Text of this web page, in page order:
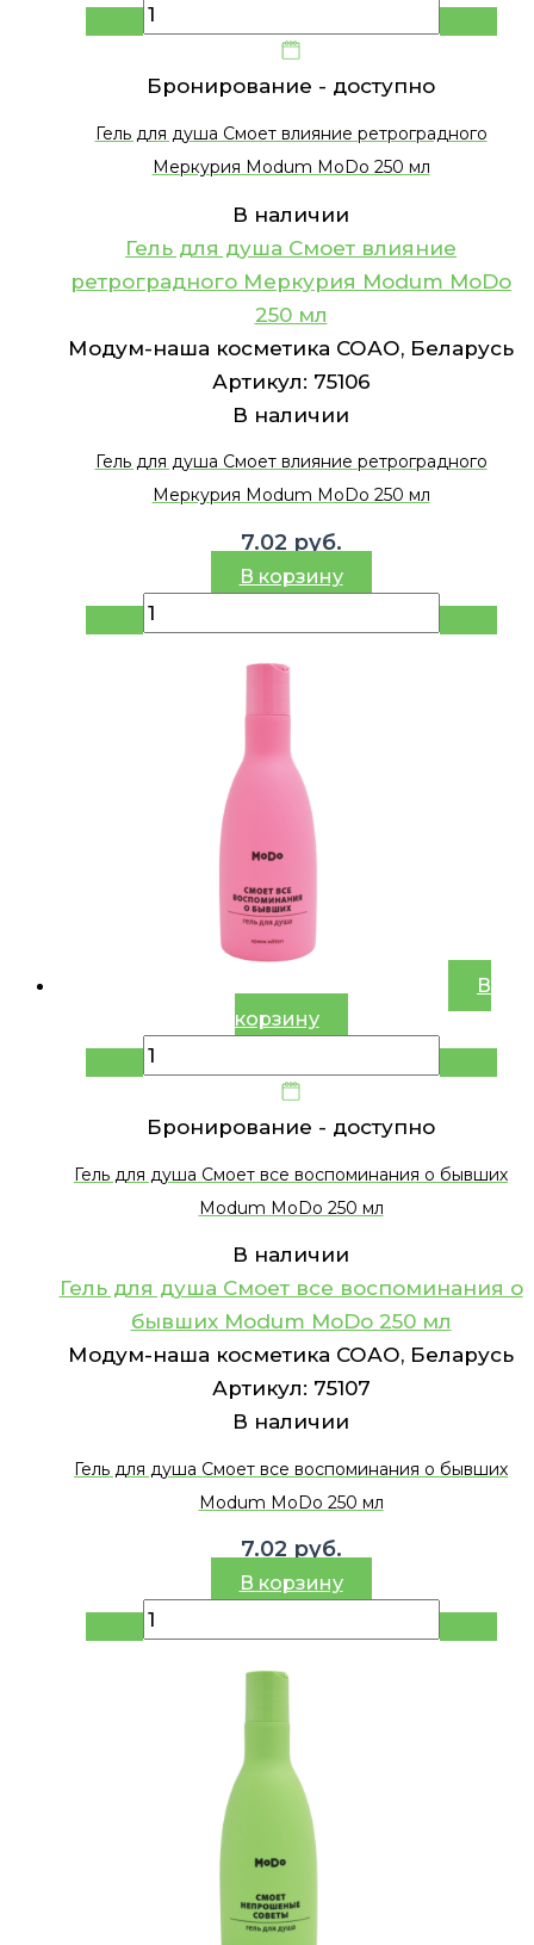
Бронирование - доступно
Гель для душа Смоет влияние ретроградного
Меркурия Modum MoDo 250 мл
В наличии
Гель для душа Смоет влияние
ретроградного Меркурия Modum MoDo
250 мл
Модум-наша косметика СОАО, Беларусь
Артикул: 75106
В наличии
Гель для душа Смоет влияние ретроградного
Меркурия Modum MoDo 250 мл
7.02 руб.
В корзину
В
корзину
Бронирование - доступно
Гель для душа Смоет все воспоминания о бывших
Modum MoDo 250 мл
В наличии
Гель для душа Смоет все воспоминания о
бывших Modum MoDo 250 мл
Модум-наша косметика СОАО, Беларусь
Артикул: 75107
В наличии
Гель для душа Смоет все воспоминания о бывших
Modum MoDo 250 мл
7.02 руб.
В корзину